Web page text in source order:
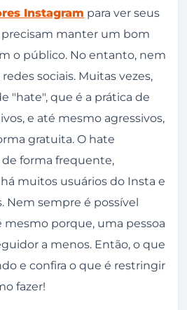
bloquear
entre restringir e silenciar
fui restringido no
no Instagram pode ver
conta restringida viu
Instagram para ver seus
precisam manter um bom
o público. No entanto, nem
sociais. Muitas vezes,
"hate", que é a prática de
e até mesmo agressivos,
gratuita. O hate
forma frequente,
muitos usuários do Insta e
Nem sempre é possível
mesmo porque, uma pessoa
a menos. Então, o que
e confira o que é restringir
fazer!